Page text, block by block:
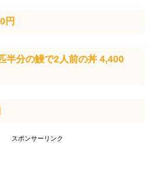
円
半分の鰻で2人前の丼 4,400
スポンサーリンク